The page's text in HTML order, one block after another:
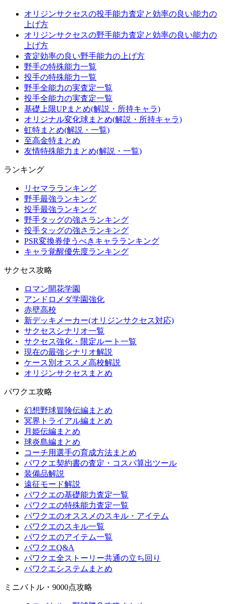
オリジンサクセスの投手能力査定と効率の良い能力の
上げ方
オリジンサクセスの野手能力査定と効率の良い能力の
上げ方
査定効率の良い野手能力の上げ方
野手の特殊能力一覧
投手の特殊能力一覧
野手全能力の実査定一覧
投手全能力の実査定一覧
基礎上限UPまとめ(解説・所持キャラ)
オリジナル変化球まとめ(解説・所持キャラ)
虹特まとめ(解説・一覧)
至高金特まとめ
友情特殊能力まとめ(解説・一覧)
ランキング
リセマラランキング
野手最強ランキング
投手最強ランキング
野手タッグの強さランキング
投手タッグの強さランキング
PSR変換券使うべきキャラランキング
キャラ覚醒優先度ランキング
サクセス攻略
ロマン開花学園
アンドロメダ学園強化
赤壁高校
新デッキメーカー(オリジンサクセス対応)
サクセスシナリオ一覧
サクセス強化・限定ルート一覧
現在の最強シナリオ解説
ケース別オススメ高校解説
オリジンサクセスまとめ
パワクエ攻略
幻想野球冒険伝編まとめ
冥界トライアル編まとめ
月姫伝編まとめ
球炎島編まとめ
コーチ用選手の育成方法まとめ
パワクエ契約書の査定・コスパ算出ツール
装備品解説
遠征モード解説
パワクエの基礎能力査定一覧
パワクエの特殊能力査定一覧
パワクエのオススメのスキル・アイテム
パワクエのスキル一覧
パワクエのアイテム一覧
パワクエQ&A
パワクエ全ストーリー共通の立ち回り
パワクエシステムまとめ
ミニバトル・9000点攻略